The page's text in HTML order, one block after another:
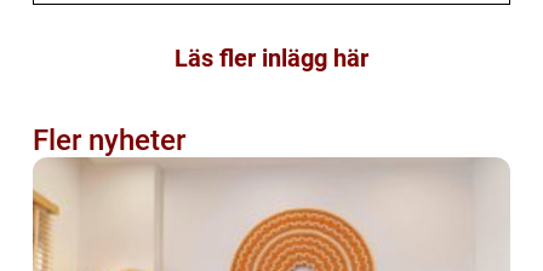
Läs fler inlägg här
Fler nyheter